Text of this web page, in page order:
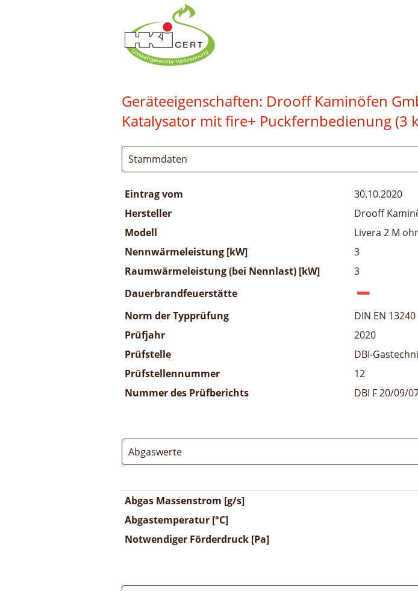
Geräteeigenschaften: Drooff Kaminöfen
Katalysator mit fire+ Puckfernbedienung (3
Stammdaten
Eintrag vom
30.10.2020
Hersteller
Drooff
Modell
Livera 2 M
Nennwärmeleistung [kW]
3
Raumwärmeleistung (bei Nennlast) [kW]
3
Dauerbrandfeuerstätte
Norm der Typprüfung
DIN EN 13240
Prüfjahr
2020
Prüfstelle
DBI-
Prüfstellennummer
12
Nummer des Prüfberichts
DBI F 20/09/
Abgaswerte
Abgas Massenstrom [g/s]
Abgastemperatur [°C]
Notwendiger Förderdruck [Pa]